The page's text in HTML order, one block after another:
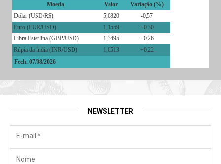
Moeda
Valor
Variação (%)
Dólar (USD/R$)
5,0820
-0,57
Euro (EUR/USD)
1,1559
+0,30
Libra Esterlina (GBP/USD)
1,3495
+0,26
Rúpia da Índia (INR/USD)
1,0513
+0,22
Fech. 07/08/2026
NEWSLETTER